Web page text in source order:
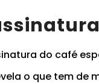
do café
o que tem de